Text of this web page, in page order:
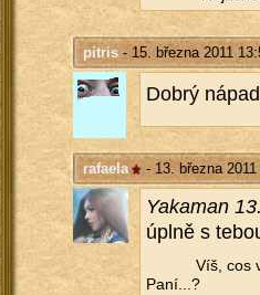
pitris- 15. března 2011
Dobrý
rafaela - 13. března 2011
Yaka­man
úplně s
Víš, cos
Paní...?